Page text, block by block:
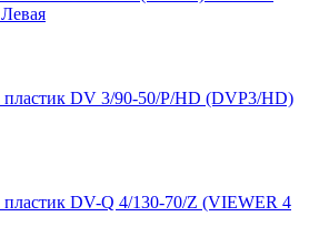
пластик DV 3/90-50/P/HD (DVP3/HD)
пластик DV-Q 4/130-70/Z (VIEWER 4